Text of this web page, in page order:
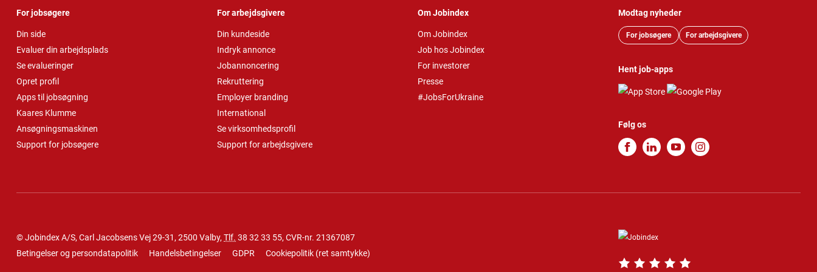
For jobsøgere
Din side
Evaluer din arbejdsplads
Se evalueringer
Opret profil
Apps til jobsøgning
Kaares Klumme
Ansøgningsmaskinen
Support for jobsøgere
For arbejdsgivere
Din kundeside
Indryk annonce
Jobannoncering
Rekruttering
Employer branding
International
Se virksomhedsprofil
Support for arbejdsgivere
Om Jobindex
Om Jobindex
Job hos Jobindex
For investorer
Presse
#JobsForUkraine
Modtag nyheder
For jobsøgere For arbejdsgivere
Hent job-apps
Følg os
© Jobindex A/S, Carl Jacobsens Vej 29-31, 2500 Valby, Tlf. 38 32 33 55, CVR-nr. 21367087
Betingelser og persondatapolitik
Handelsbetingelser GDPR Cookiepolitik (ret samtykke)